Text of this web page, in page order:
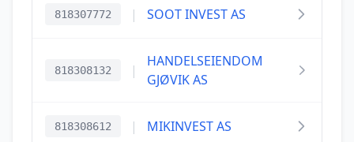
818307772 | SOOT INVEST AS
818308132 |
HANDELSEIENDOM
GJØVIK AS
818308612 | MIKINVEST AS